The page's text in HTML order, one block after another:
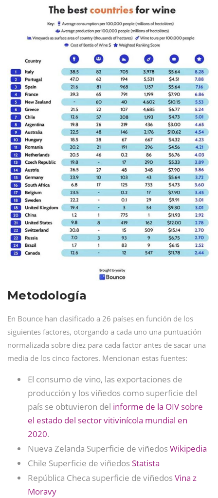
Metodología
En Bounce han clasificado a 26 países en función de los
siguientes factores, otorgando a cada uno una puntuación
normalizada sobre diez para cada factor antes de sacar una
media de los cinco factores. Mencionan estas fuentes:
El consumo de vino, las exportaciones de
producción y los viñedos como superficie del
país se obtuvieron del informe de la OIV sobre
el estado del sector vitivinícola mundial en
2020.
Nueva Zelanda Superficie de viñedosWikipedia
Chile Superficie de viñedosStatista
República Checa superficie de viñedosVina z
Moravy